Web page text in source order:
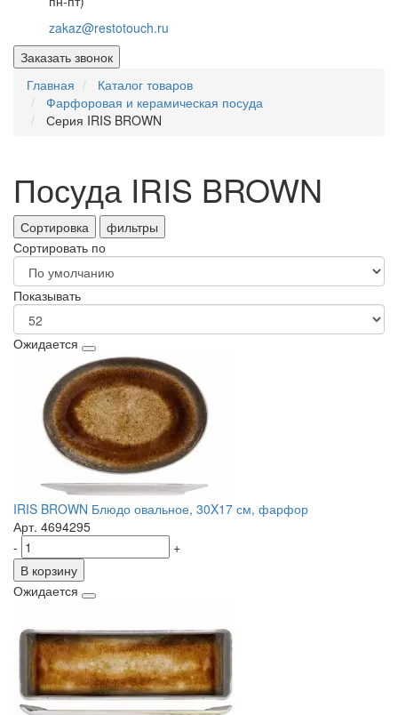
zakaz@restotouch.ru
Заказать звонок
Главная
Каталог товаров
Фарфоровая и керамическая посуда
Серия IRIS BROWN
Посуда IRIS BROWN
Сортировка
фильтры
Сортировать по
Показывать
Ожидается
IRIS BROWN Блюдо овальное, 30X17 см, фарфор
Арт. 4694295
-
+
В корзину
Ожидается